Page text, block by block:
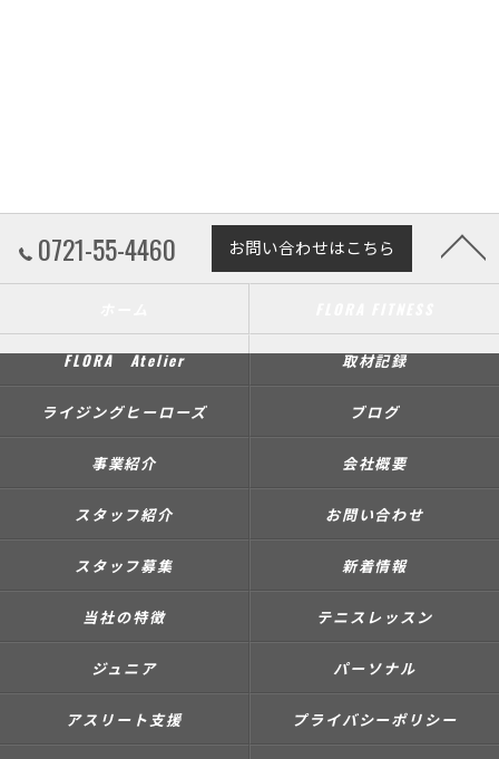
0721-55-4460 お問い合わせはこちら
FLORA Atelier 取材記録
ライジングヒーローズ ブログ
事業紹介 会社概要
スタッフ紹介 お問い合わせ
スタッフ募集 新着情報
当社の特徴 テニスレッスン
ジュニア パーソナル
アスリート支援 プライバシーポリシー